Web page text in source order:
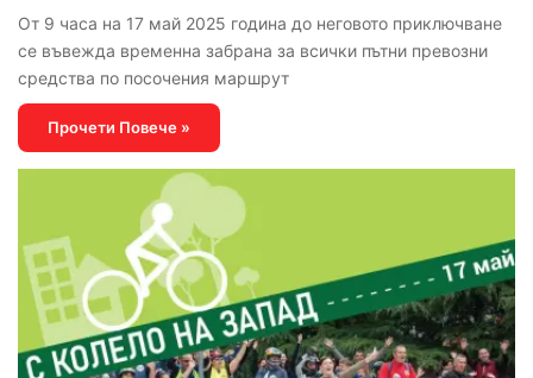
От 9 часа на 17 май 2025 година до неговото приключване
се въвежда временна забрана за всички пътни превозни
средства по посочения маршрут
Прочети Повече »